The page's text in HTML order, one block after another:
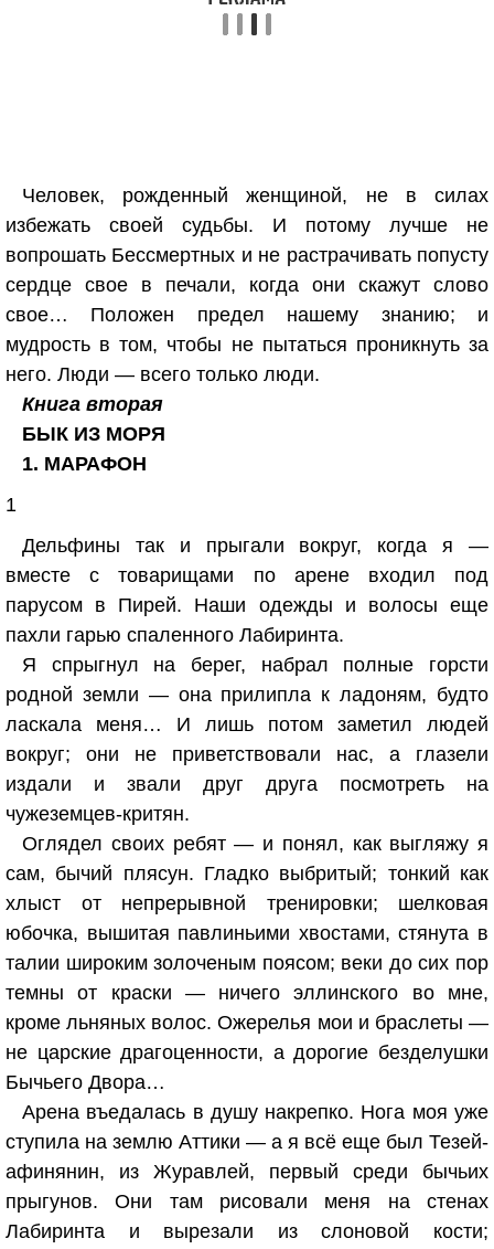
Человек, рожденный женщиной, не в силах
избежать своей судьбы. И потому лучше не
вопрошать Бессмертных и не растрачивать попусту
сердце свое в печали, когда они скажут слово
свое… Положен предел нашему знанию; и
мудрость в том, чтобы не пытаться проникнуть за
него. Люди — всего только люди.
Книга вторая
БЫК ИЗ МОРЯ
1. МАРАФОН
1
Дельфины так и прыгали вокруг, когда я —
вместе с товарищами по арене входил под
парусом в Пирей. Наши одежды и волосы еще
пахли гарью спаленного Лабиринта.
Я спрыгнул на берег, набрал полные горсти
родной земли — она прилипла к ладоням, будто
ласкала меня… И лишь потом заметил людей
вокруг; они не приветствовали нас, а глазели
издали и звали друг друга посмотреть на
чужеземцев-критян.
Оглядел своих ребят — и понял, как выгляжу я
сам, бычий плясун. Гладко выбритый; тонкий как
хлыст от непрерывной тренировки; шелковая
юбочка, вышитая павлиньими хвостами, стянута в
талии широким золоченым поясом; веки до сих пор
темны от краски — ничего эллинского во мне,
кроме льняных волос. Ожерелья мои и браслеты —
не царские драгоценности, а дорогие безделушки
Бычьего Двора…
Арена въедалась в душу накрепко. Нога моя уже
ступила на землю Аттики — а я всё еще был Тезей-
афинянин, из Журавлей, первый среди бычьих
прыгунов. Они там рисовали меня на стенах
Лабиринта и вырезали из слоновой кости;